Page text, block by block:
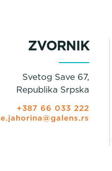
ZVORNIK
Svetog Save 67,
Republika Srpska
+387 66 033 222